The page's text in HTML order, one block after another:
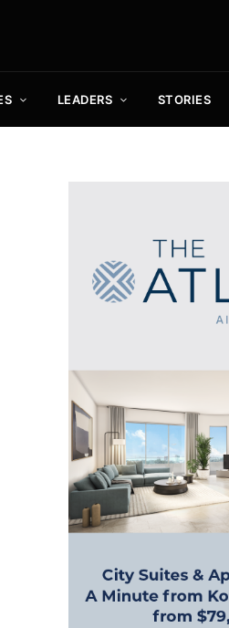
LEADERS STORIES